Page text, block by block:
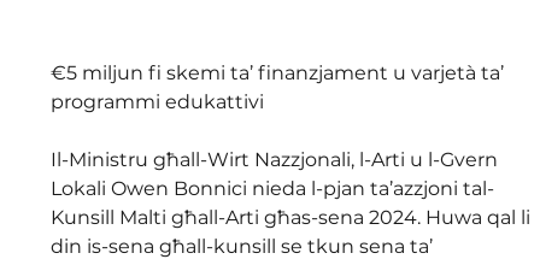
€5 miljun fi skemi ta’ finanzjament u varjetà ta’
programmi edukattivi
Il-Ministru għall-Wirt Nazzjonali, l-Arti u l-Gvern
Lokali Owen Bonnici nieda l-pjan ta’azzjoni tal-
Kunsill Malti għall-Arti għas-sena 2024. Huwa qal li
din is-sena għall-kunsill se tkun sena ta’